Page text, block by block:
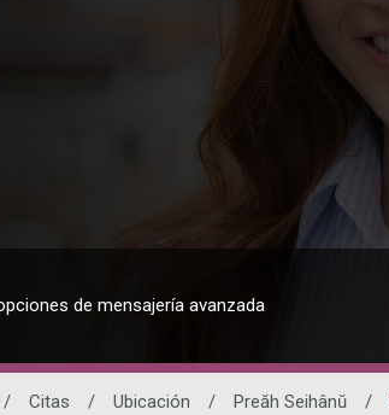
de mensajería avanzada
/ Citas / Ubicación / Preăh Seihânŭ /